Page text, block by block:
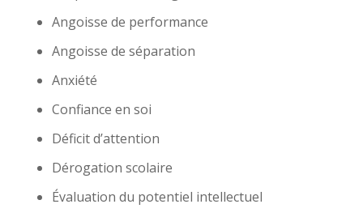
Angoisse de performance
Angoisse de séparation
Anxiété
Confiance en soi
Déficit d’attention
Dérogation scolaire
Évaluation du potentiel intellectuel